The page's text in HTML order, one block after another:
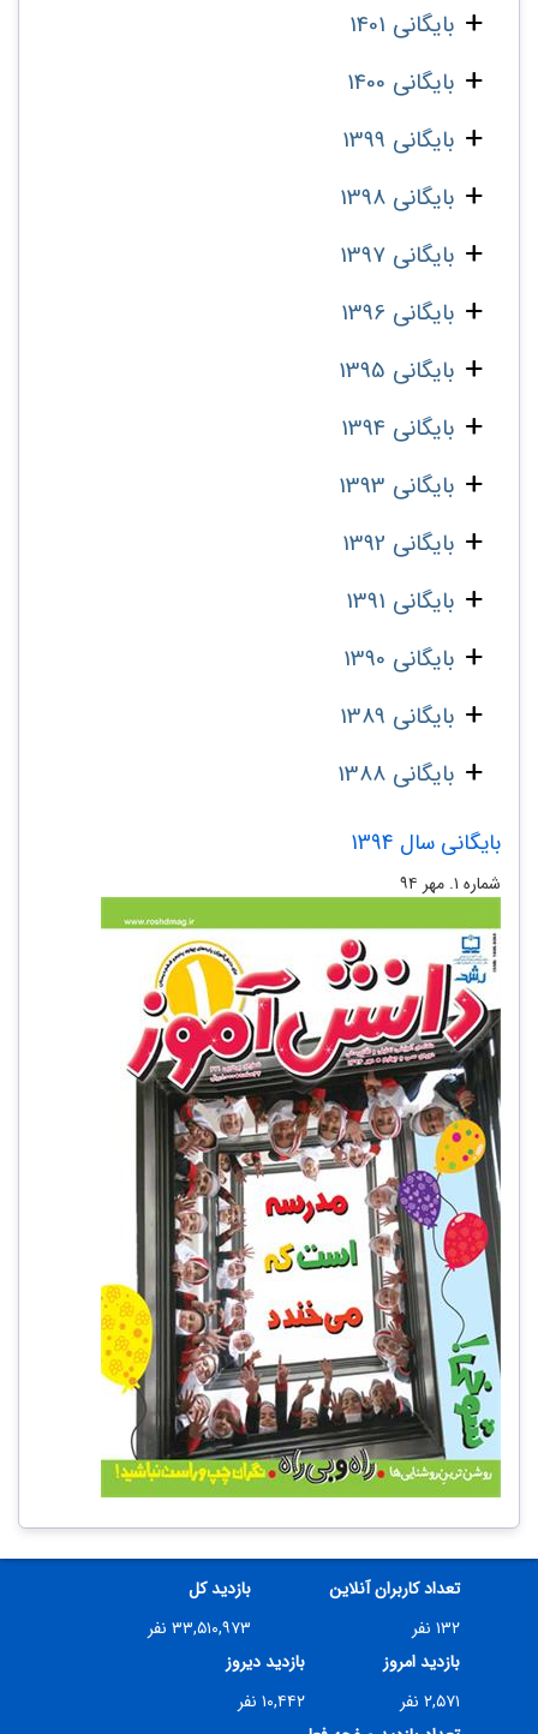
بایگانی 1401
بایگانی 1400
بایگانی 1399
بایگانی 1398
بایگانی 1397
بایگانی 1396
بایگانی 1395
بایگانی 1394
بایگانی 1393
بایگانی 1392
بایگانی 1391
بایگانی 1390
بایگانی 1389
بایگانی 1388
بایگانی سال 1394
شماره ۱. مهر ۹۴
تعداد کاربران آنلاین
۱۳۲ نفر
بازدید کل
۳۳,۵۱۰,۹۷۳ نفر
بازدید امروز
۲,۵۷۱ نفر
بازدید دیروز
۱۰,۴۴۲ نفر